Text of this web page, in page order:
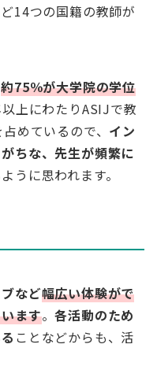
14つの国籍の教師が
約75％が大学院の学位
上にわたりASIJで教
めているので、 イン
ちな、先生が頻繁に
ように思われます。
など幅広い体験がで
ます。各活動のため
ことなどからも、活